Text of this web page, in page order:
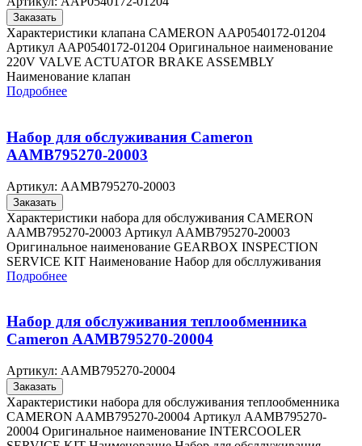
Заказать
Характеристики клапана CAMERON AAP0540172-01204
Артикул AAP0540172-01204 Оригинальное наименование
220V VALVE ACTUATOR BRAKE ASSEMBLY
Наименование клапан
Подробнее
Набор для обслуживания Cameron
AAMB795270-20003
Артикул: AAMB795270-20003
Заказать
Характеристики набора для обслуживания CAMERON
AAMB795270-20003 Артикул AAMB795270-20003
Оригинальное наименование GEARBOX INSPECTION
SERVICE KIT Наименование Набор для обсллуживания
Подробнее
Набор для обслуживания теплообменника
Cameron AAMB795270-20004
Артикул: AAMB795270-20004
Заказать
Характеристики набора для обслуживания теплообменника
CAMERON AAMB795270-20004 Артикул AAMB795270-
20004 Оригинальное наименование INTERCOOLER